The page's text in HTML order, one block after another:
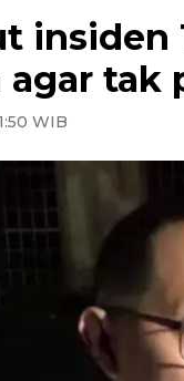
insiden
tak
WIB